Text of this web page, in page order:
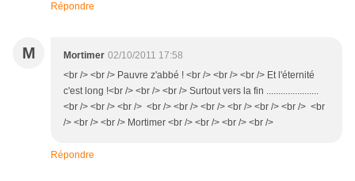
Répondre
M Mortimer 02/10/2011 17:58
<br /> <br /> Pauvre z'abbé ! <br /> <br /> <br /> Et l'éternité
c'est long !<br /> <br /> <br /> Surtout vers la fin ......................
<br /> <br /> <br /> <br /> <br /> <br /> <br /> <br /> <br /> <br
/> <br /> <br /> Mortimer <br /> <br /> <br /> <br />
Répondre